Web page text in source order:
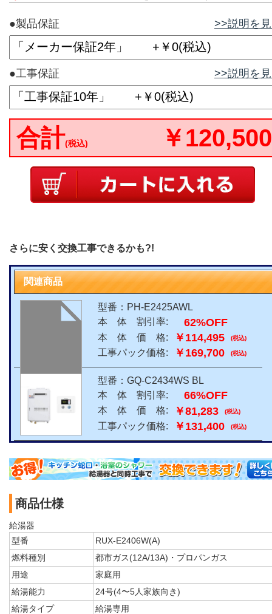
●製品保証 >>説明を
●工事保証 >>説明を
合計(税込) ￥120,500
さらに安く交換工事できるかも?!
関連商品
型番：PH-E2425AWL
本 体 割引率:
62%OFF
本 体 価 格: ￥114,495 (税込)
工事パック価格: ￥169,700 (税込)
型番：GQ-C2434WS BL
本 体 割引率:
66%OFF
本 体 価 格: ￥81,283 (税込)
工事パック価格: ￥131,400 (税込)
商品仕様
給湯器
型番
RUX-E2406W(A)
燃料種別
都市ガス(12A/13A)・プロパンガス
用途
家庭用
給湯能力
24号(4〜5人家族向き)
給湯タイプ
給湯専用